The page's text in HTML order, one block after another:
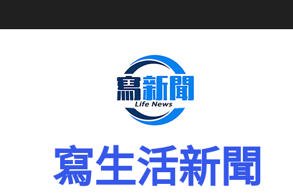
寫生活新聞